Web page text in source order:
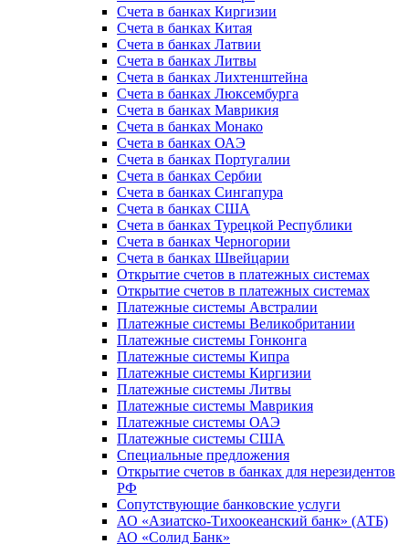
Счета в банках Киргизии
Счета в банках Китая
Счета в банках Латвии
Счета в банках Литвы
Счета в банках Лихтенштейна
Счета в банках Люксембурга
Счета в банках Маврикия
Счета в банках Монако
Счета в банках ОАЭ
Счета в банках Португалии
Счета в банках Сербии
Счета в банках Сингапура
Счета в банках США
Счета в банках Турецкой Республики
Счета в банках Черногории
Счета в банках Швейцарии
Открытие счетов в платежных системах
Открытие счетов в платежных системах
Платежные системы Австралии
Платежные системы Великобритании
Платежные системы Гонконга
Платежные системы Кипра
Платежные системы Киргизии
Платежные системы Литвы
Платежные системы Маврикия
Платежные системы ОАЭ
Платежные системы США
Специальные предложения
Открытие счетов в банках для нерезидентов
РФ
Сопутствующие банковские услуги
АО «Азиатско-Тихоокеанский банк» (АТБ)
АО «Солид Банк»